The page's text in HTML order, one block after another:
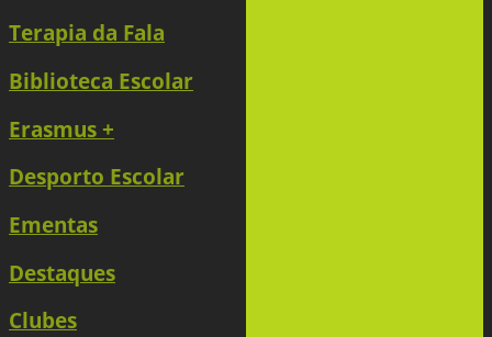
Terapia da Fala
Biblioteca Escolar
Erasmus +
Desporto Escolar
Ementas
Destaques
Clubes